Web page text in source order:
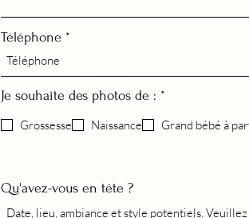
Téléphone
Je souhaite des photos de : *
l
i
Grossesse Naissance Grand bébé à
Qu'avez-vous en tête ?